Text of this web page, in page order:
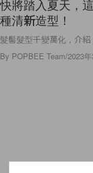
快將踏入夏天，
種清新造型！
髮髻髮型千變萬化，介紹
By POPBEE Team/2023